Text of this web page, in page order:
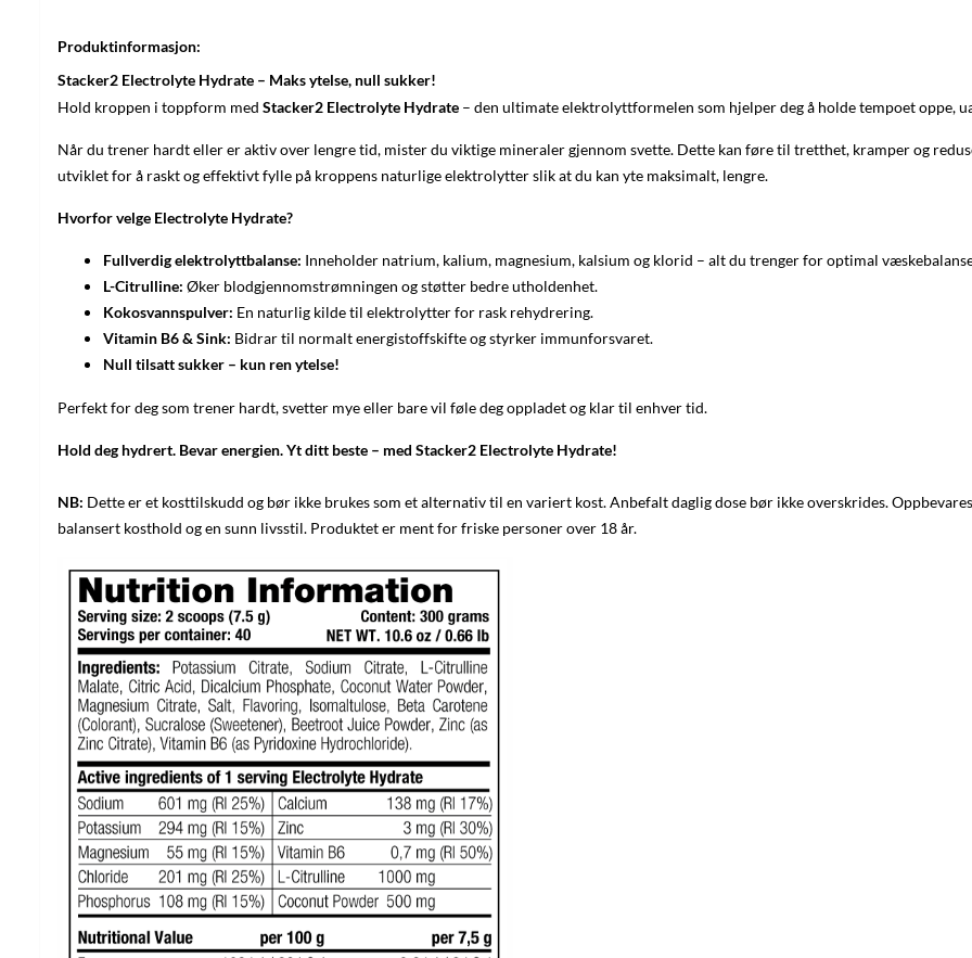
Produktinformasjon:
Stacker2 Electrolyte Hydrate – Maks ytelse, null sukker!
Hold kroppen i toppform med Stacker2 Electrolyte Hydrate – den ultimate elektrolyttformelen som hjelper deg å holde tempoet oppe,
Når du trener hardt eller er aktiv over lengre tid, mister du viktige mineraler gjennom svette. Dette kan føre til tretthet, kramper og
utviklet for å raskt og effektivt fylle på kroppens naturlige elektrolytter slik at du kan yte maksimalt, lengre.
Hvorfor velge Electrolyte Hydrate?
Fullverdig elektrolyttbalanse: Inneholder natrium, kalium, magnesium, kalsium og klorid – alt du trenger for optimal
L-Citrulline: Øker blodgjennomstrømningen og støtter bedre utholdenhet.
Kokosvannspulver: En naturlig kilde til elektrolytter for rask rehydrering.
Vitamin B6 & Sink: Bidrar til normalt energistoffskifte og styrker immunforsvaret.
Null tilsatt sukker – kun ren ytelse!
Perfekt for deg som trener hardt, svetter mye eller bare vil føle deg oppladet og klar til enhver tid.
Hold deg hydrert. Bevar energien. Yt ditt beste – med Stacker2 Electrolyte Hydrate!
NB: Dette er et kosttilskudd og bør ikke brukes som et alternativ til en variert kost. Anbefalt daglig dose bør ikke overskrides.
balansert kosthold og en sunn livsstil. Produktet er ment for friske personer over 18 år.